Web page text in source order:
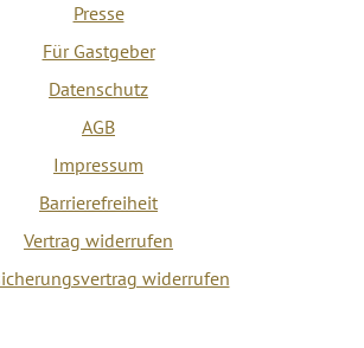
Presse
Für Gastgeber
Datenschutz
AGB
Impressum
Barrierefreiheit
Vertrag widerrufen
widerrufen